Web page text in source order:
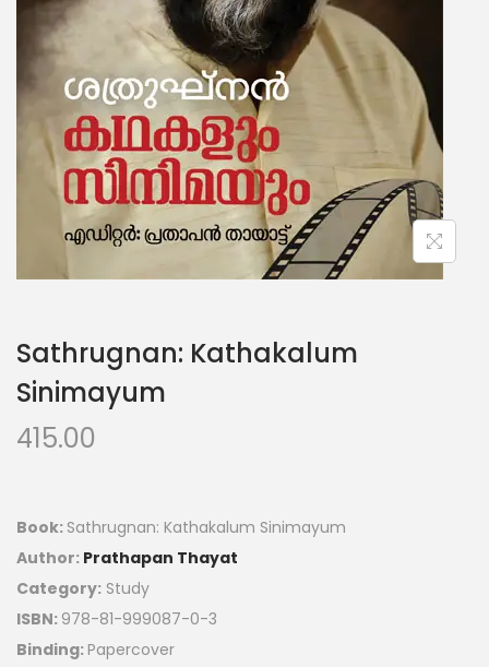
Sathrugnan: Kathakalum
Sinimayum
415.00
Book: Sathrugnan: Kathakalum Sinimayum
Author: Prathapan Thayat
Category: Study
ISBN: 978-81-999087-0-3
Binding: Papercover